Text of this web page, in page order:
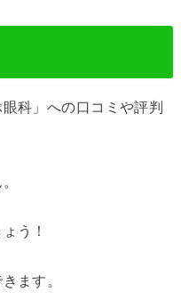
科」への口コミや評判
う！
ます。